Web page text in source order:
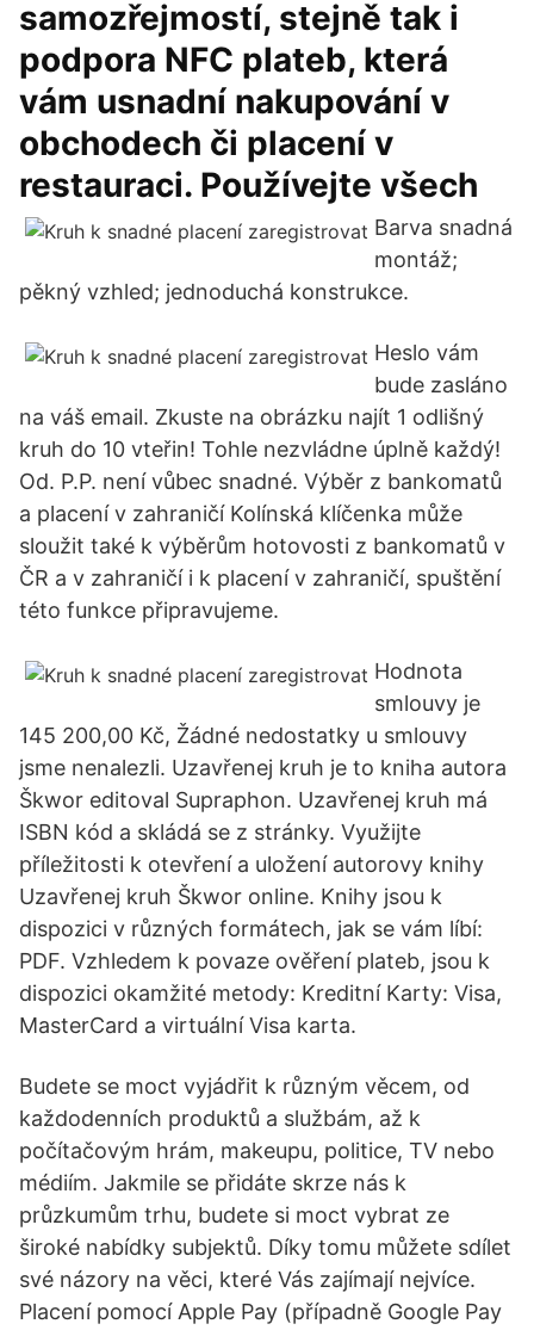
samozřejmostí, stejně tak i
podpora NFC plateb, která
vám usnadní nakupování v
obchodech či placení v
restauraci. Používejte všech
Barva snadná
montáž;
pěkný vzhled; jednoduchá konstrukce.
Heslo vám
bude zasláno
na váš email. Zkuste na obrázku najít 1 odlišný
kruh do 10 vteřin! Tohle nezvládne úplně každý!
Od. P.P. není vůbec snadné. Výběr z bankomatů
a placení v zahraničí Kolínská klíčenka může
sloužit také k výběrům hotovosti z bankomatů v
ČR a v zahraničí i k placení v zahraničí, spuštění
této funkce připravujeme.
Hodnota
smlouvy je
145 200,00 Kč, Žádné nedostatky u smlouvy
jsme nenalezli. Uzavřenej kruh je to kniha autora
Škwor editoval Supraphon. Uzavřenej kruh má
ISBN kód a skládá se z stránky. Využijte
příležitosti k otevření a uložení autorovy knihy
Uzavřenej kruh Škwor online. Knihy jsou k
dispozici v různých formátech, jak se vám líbí:
PDF. Vzhledem k povaze ověření plateb, jsou k
dispozici okamžité metody: Kreditní Karty: Visa,
MasterCard a virtuální Visa karta.
Budete se moct vyjádřit k různým věcem, od
každodenních produktů a službám, až k
počítačovým hrám, makeupu, politice, TV nebo
médiím. Jakmile se přidáte skrze nás k
průzkumům trhu, budete si moct vybrat ze
široké nabídky subjektů. Díky tomu můžete sdílet
své názory na věci, které Vás zajímají nejvíce.
Placení pomocí Apple Pay (případně Google Pay